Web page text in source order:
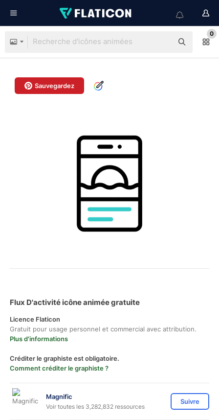
0
Sauvegardez
Flux D'activité icône animée gratuite
Licence Flaticon
Gratuit pour usage personnel et commercial avec attribution.
Plus d'informations
Créditer le graphiste est obligatoire.
Comment créditer le graphiste ?
Magnific
Voir toutes les 3,282,832 ressources
Suivre